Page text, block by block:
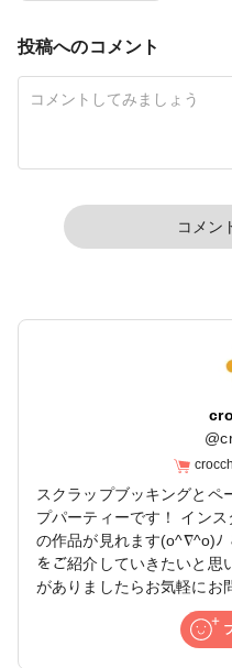
投稿へのコメント
コメン
@
スクラップブッキングとペ
プパーティーです！ イン
の作品が見れます(o^∇^o)ﾉ
をご紹介していきたいと思
がありましたらお気軽にお